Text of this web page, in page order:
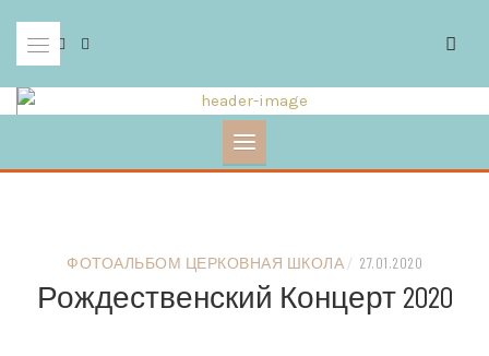
content
ФОТОАЛЬБОМ ЦЕРКОВНАЯ ШКОЛА / 27.01.2020
Рождественский Концерт 2020